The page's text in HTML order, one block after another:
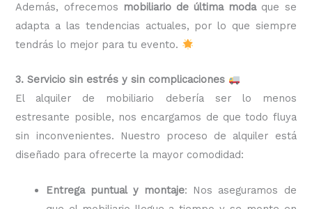
Además, ofrecemos mobiliario de última modaque se
adapta a las tendencias actuales, por lo que siempre
tendrás lo mejor para tu evento.
3. Servicio sin estrés y sin complicaciones
El alquiler de mobiliario debería ser lo menos
estresante posible, nos encargamos de que todo fluya
sin inconvenientes. Nuestro proceso de alquiler está
diseñado para ofrecerte la mayor comodidad:
Entrega puntual y montaje: Nos aseguramos de